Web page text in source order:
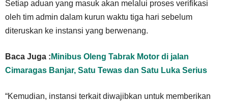
Setiap aduan yang masuk akan melalui proses verifikasi
oleh tim admin dalam kurun waktu tiga hari sebelum
diteruskan ke instansi yang berwenang.
Baca Juga : Minibus Oleng Tabrak Motor di jalan
Cimaragas Banjar, Satu Tewas dan Satu Luka Serius
“Kemudian, instansi terkait diwajibkan untuk memberikan